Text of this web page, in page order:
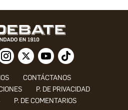
CONTÁCTANOS
P. DE PRIVACIDAD
P. DE COMENTARIOS